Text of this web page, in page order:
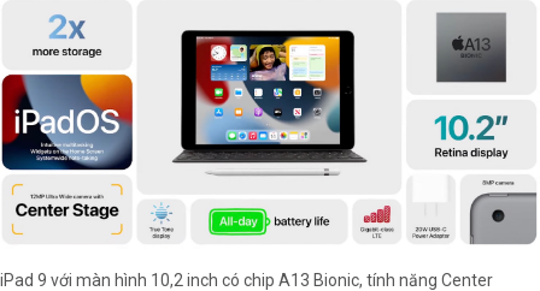
iPad 9 với màn hình 10,2 inch có chip A13 Bionic, tính năng Center